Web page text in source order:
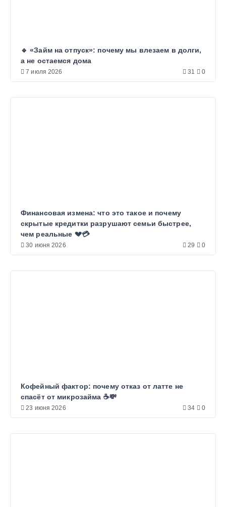
🔹 «Займ на отпуск»: почему мы влезаем в долги,
а не остаемся дома
7 июля 2026 31 0
Финансовая измена: что это такое и почему
скрытые кредитки разрушают семьи быстрее,
чем реальные 💔💳
30 июня 2026 29 0
Кофейный фактор: почему отказ от латте не
спасёт от микрозайма ☕💸
23 июня 2026 34 0